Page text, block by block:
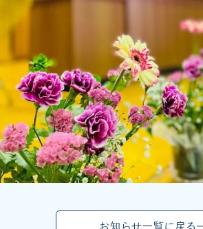
お知らせ一覧に戻る